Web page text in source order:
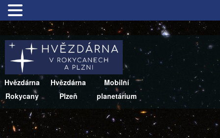
Hvězdárna
Rokycany
Hvězdárna
Plzeň
Mobilní
planetárium